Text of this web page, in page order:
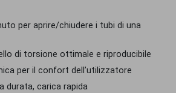
per aprire/chiudere i tubi di una
di torsione ottimale e riproducibile
per il confort dell’utilizzatore
durata, carica rapida